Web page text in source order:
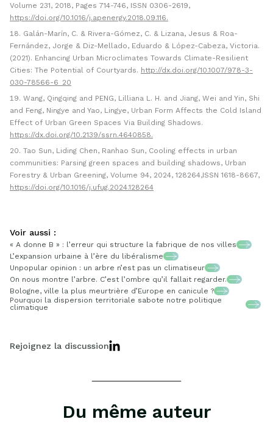
Volume 231, 2018, Pages 714-746, ISSN 0306-2619,
https://doi.org/10.1016/j.apenergy.2018.09.116.
Galán-Marín, C. & Rivera-Gómez, C. & Lizana, Jesus & Roa-
Fernández, Jorge & Diz-Mellado, Eduardo & López-Cabeza, Victoria.
(2021). Enhancing Urban Microclimates Towards Climate-Resilient
Cities: The Potential of Courtyards. http://dx.doi.org/10.1007/978-3-
030-78566-6_20
Wang, Qingqing and PENG, Lilliana L. H. and Jiang, Wei and Yin, Shi
and Feng, Ningye and Yao, Lingye, Urban Form Affects the Cold Island
Effect of Urban Green Spaces Via Building Shadows.
https://dx.doi.org/10.2139/ssrn.4640858.
Tao Sun, Liding Chen, Ranhao Sun, Cooling effects in urban
communities: Parsing green spaces and building shadows, Urban
Forestry & Urban Greening, Volume 94, 2024, 128264,ISSN 1618-8667,
https://doi.org/10.1016/j.ufug.2024.128264
Voir aussi :
« A donne B » : l’erreur qui structure la fabrique de nos villes
L’expansion urbaine à l’ère du libéralisme
Unpopular opinion : un arbre n’est pas un climatiseur
On nous montre l’arbre. C’est l’ombre qu’il fallait regarder.
Bologne, ville la plus meurtrière d’Europe en canicule ?
Pourquoi la dispersion territoriale sabote notre politique
climatique
Rejoignez la discussion
Du même auteur